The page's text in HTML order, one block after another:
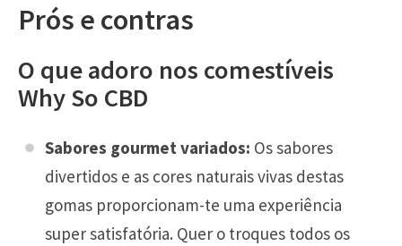
Prós e contras
O que adoro nos comestíveis
Why So CBD
Sabores gourmet variados: Os sabores
divertidos e as cores naturais vivas destas
gomas proporcionam-te uma experiência
super satisfatória. Quer o troques todos os